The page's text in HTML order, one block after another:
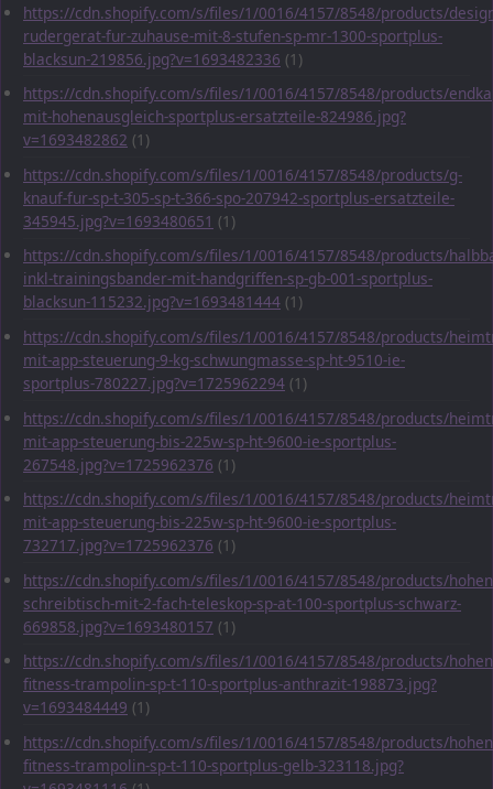
https://cdn.shopify.com/s/files/1/0016/4157/8548/products/
rudergerat-fur-zuhause-mit-8-stufen-sp-mr-1300-sportplus-
blacksun-219856.jpg?v=1693482336 (1)
https://cdn.shopify.com/s/files/1/0016/4157/8548/products/
mit-hohenausgleich-sportplus-ersatzteile-824986.jpg?
v=1693482862 (1)
https://cdn.shopify.com/s/files/1/0016/4157/8548/products/g-
knauf-fur-sp-t-305-sp-t-366-spo-207942-sportplus-ersatzteile-
345945.jpg?v=1693480651 (1)
https://cdn.shopify.com/s/files/1/0016/4157/8548/products/
inkl-trainingsbander-mit-handgriffen-sp-gb-001-sportplus-
blacksun-115232.jpg?v=1693481444 (1)
https://cdn.shopify.com/s/files/1/0016/4157/8548/products/
mit-app-steuerung-9-kg-schwungmasse-sp-ht-9510-ie-
sportplus-780227.jpg?v=1725962294 (1)
https://cdn.shopify.com/s/files/1/0016/4157/8548/products/
mit-app-steuerung-bis-225w-sp-ht-9600-ie-sportplus-
267548.jpg?v=1725962376 (1)
https://cdn.shopify.com/s/files/1/0016/4157/8548/products/
mit-app-steuerung-bis-225w-sp-ht-9600-ie-sportplus-
732717.jpg?v=1725962376 (1)
https://cdn.shopify.com/s/files/1/0016/4157/8548/products/
schreibtisch-mit-2-fach-teleskop-sp-at-100-sportplus-schwarz-
669858.jpg?v=1693480157 (1)
https://cdn.shopify.com/s/files/1/0016/4157/8548/products/
fitness-trampolin-sp-t-110-sportplus-anthrazit-198873.jpg?
v=1693484449 (1)
https://cdn.shopify.com/s/files/1/0016/4157/8548/products/
fitness-trampolin-sp-t-110-sportplus-gelb-323118.jpg?